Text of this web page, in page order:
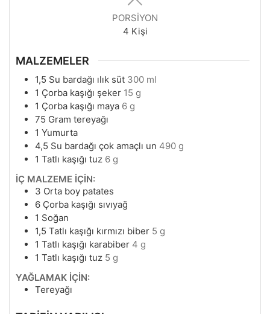
PORSIYON
4 Kişi
MALZEMELER
1,5 Su bardağı ılık süt 300 ml
1 Çorba kaşığı şeker 15 g
1 Çorba kaşığı maya 6 g
75 Gram tereyağı
1 Yumurta
4,5 Su bardağı çok amaçlı un 490 g
1 Tatlı kaşığı tuz 6 g
İÇ MALZEME İÇİN:
3 Orta boy patates
6 Çorba kaşığı sıvıyağ
1 Soğan
1,5 Tatlı kaşığı kırmızı biber 5 g
1 Tatlı kaşığı karabiber 4 g
1 Tatlı kaşığı tuz 5 g
YAĞLAMAK İÇİN:
Tereyağı